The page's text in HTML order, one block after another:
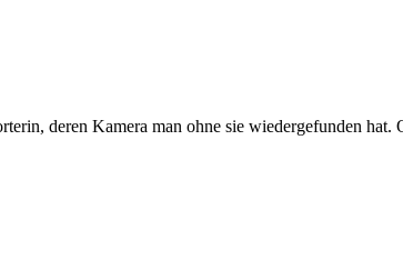
deren Kamera man ohne sie wiedergefunden